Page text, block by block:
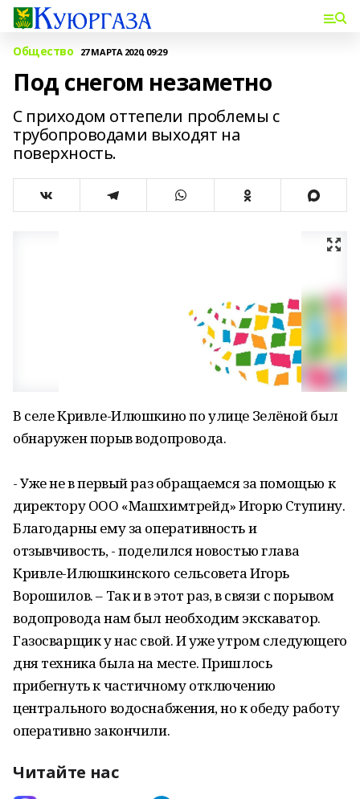
Общество 27 МАРТА 2020, 09:29
Под снегом незаметно
С приходом оттепели проблемы с
трубопроводами выходят на
поверхность.
В селе Кривле-Илюшкино по улице Зелёной был
обнаружен порыв водопровода.
- Уже не в первый раз обращаемся за помощью к
директору ООО «Машхимтрейд» Игорю Ступину.
Благодарны ему за оперативность и
отзывчивость, - поделился новостью глава
Кривле-Илюшкинского сельсовета Игорь
Ворошилов. – Так и в этот раз, в связи с порывом
водопровода нам был необходим экскаватор.
Газосварщик у нас свой. И уже утром следующего
дня техника была на месте. Пришлось
прибегнуть к частичному отключению
центрального водоснабжения, но к обеду работу
оперативно закончили.
Читайте нас